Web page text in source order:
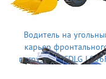
Водитель на
карьер
погрузчика SDLG